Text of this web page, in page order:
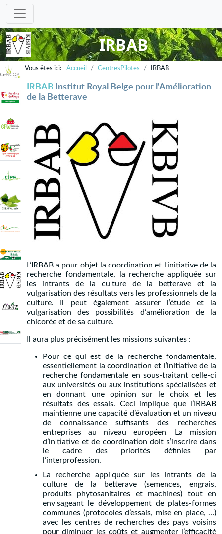
IRBAB
Accueil CentresPilotes IRBAB
IRBAB Institut Royal Belge pour l'Amélioration
de la Betterave
L’IRBAB a pour objet la coordination et l’initiative de la
recherche fondamentale, la recherche appliquée sur
les intrants de la culture de la betterave et la
vulgarisation des résultats vers les professionnels de la
culture. Il peut également assurer l’étude et la
vulgarisation des possibilités d’amélioration de la
chicorée et de sa culture.
Il aura plus précisément les missions suivantes :
Pour ce qui est de la recherche fondamentale,
essentiellement la coordination et l’initiative de la
recherche fondamentale en sous-traitant celle-ci
aux universités ou aux institutions spécialisées et
en donnant une opinion sur le choix et les
résultats des essais. Ceci implique que l’IRBAB
maintienne une capacité d’évaluation et un niveau
de connaissance suffisants des recherches
entreprises au niveau européen. La mission
d’initiative et de coordination doit s’inscrire dans
le cadre des priorités définies par
l’interprofession.
La recherche appliquée sur les intrants de la
culture de la betterave (semences, engrais,
produits phytosanitaires et machines) tout en
envisageant le développement de plates-formes
communes (protocoles d’essais, mise en place, …)
avec les centres de recherches des pays voisins
pour diminuer les coûts et augmenter l’efficacité